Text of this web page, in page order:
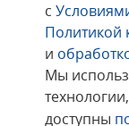
с
Политикой
и
Мы
доступны
©